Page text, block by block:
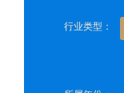
行业类型：